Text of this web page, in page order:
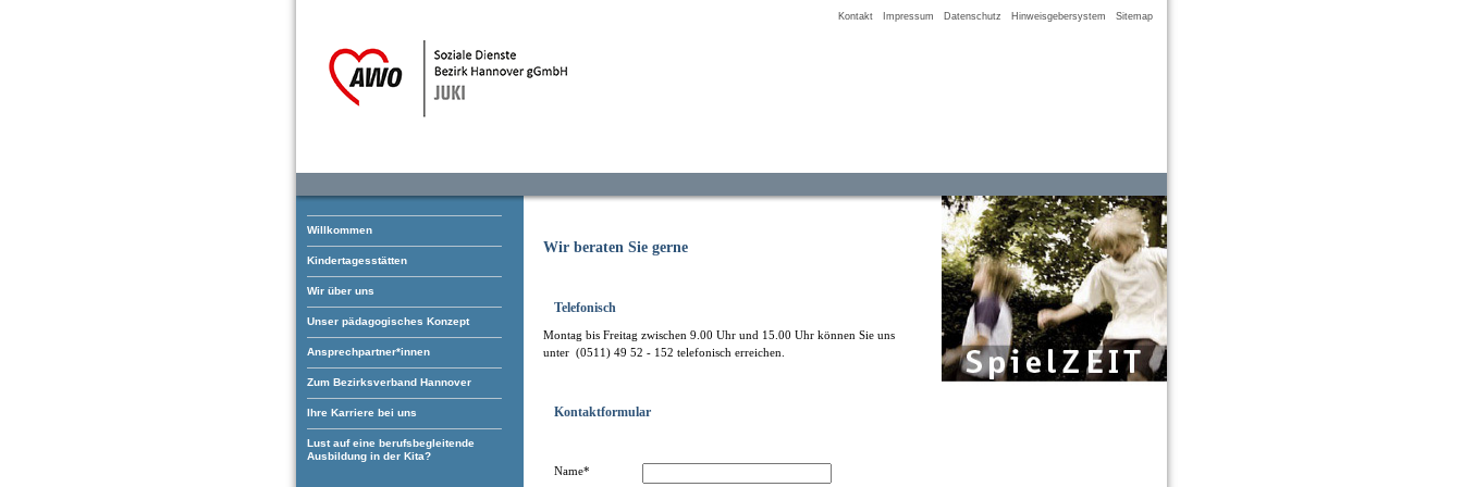
Kontakt Impressum Datenschutz Hinweisgebersystem Sitemap
Willkommen
Kindertagesstätten
Wir über uns
Unser pädagogisches Konzept
Ansprechpartner*innen
Zum Bezirksverband Hannover
Ihre Karriere bei uns
Lust auf eine berufsbegleitende
Ausbildung in der Kita?
Wir beraten Sie gerne
Telefonisch
Montag bis Freitag zwischen 9.00 Uhr und 15.00 Uhr können Sie uns
unter (0511) 49 52 - 152 telefonisch erreichen.
Kontaktformular
Name*